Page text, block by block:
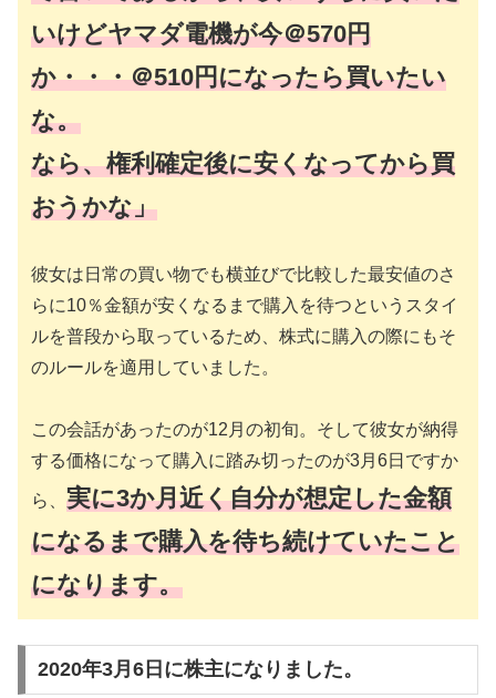
いけどヤマダ電機が今＠570円
か・・・＠510円になったら買いたい
な。
なら、権利確定後に安くなってから買
おうかな」
彼女は日常の買い物でも横並びで比較した最安値のさ
らに10％金額が安くなるまで購入を待つというスタイ
ルを普段から取っているため、株式に購入の際にもそ
のルールを適用していました。
この会話があったのが12月の初旬。そして彼女が納得
する価格になって購入に踏み切ったのが3月6日ですか
ら、 実に3か月近く自分が想定した金額
になるまで購入を待ち続けていたこと
になります。
2020年3月6日に株主になりました。